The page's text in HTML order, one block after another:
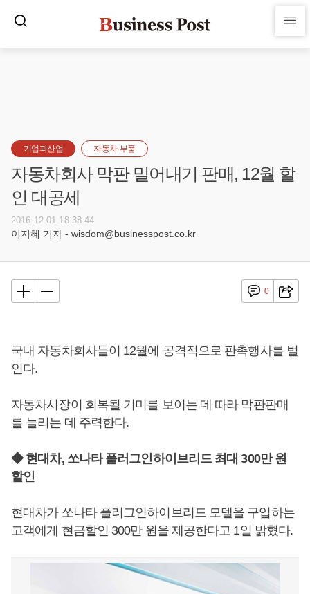
기업과산업 자동차·부품
자동차회사 막판 밀어내기 판매, 12월 할
인 대공세
2016-12-01 18:38:44
이지혜 기자 - wisdom@businesspost.co.kr
0
국내 자동차회사들이 12월에 공격적으로 판촉행사를 벌
인다.
자동차시장이 회복될 기미를 보이는 데 따라 막판판매
를 늘리는 데 주력한다.
◆ 현대차, 쏘나타 플러그인하이브리드 최대 300만 원
할인
현대차가 쏘나타 플러그인하이브리드 모델을 구입하는
고객에게 현금할인 300만 원을 제공한다고 1일 밝혔다.